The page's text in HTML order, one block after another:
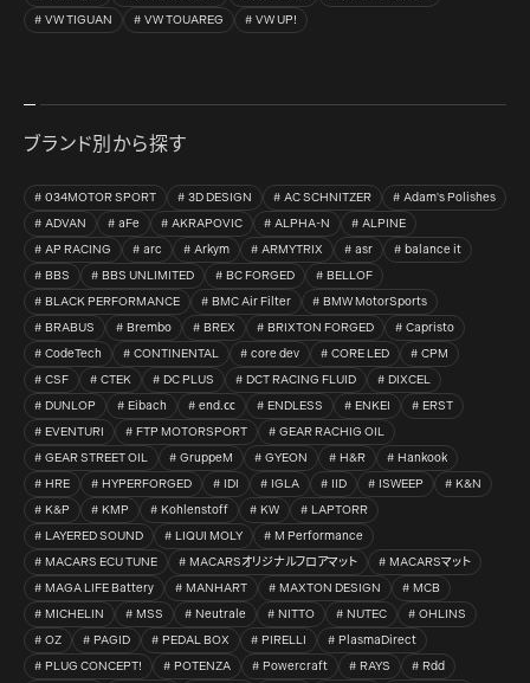
VW TIGUAN
VW TOUAREG VW UP!
ブランド別から探す
034MOTOR SPORT 3D DESIGN AC SCHNITZER
Adam's Polishes
ADVAN
aFe AKRAPOVIC ALPHA-N
ALPINE
AP RACING
arc Arkym ARMYTRIX asr
balance it
BBS
BBS UNLIMITED BC FORGED
BELLOF
BLACK PERFORMANCE
BMC Air Filter
BMW MotorSports
BRABUS
Brembo BREX BRIXTON FORGED
Capristo
CodeTech
CONTINENTAL core dev CORE LED
CPM
CSF
CTEK DC PLUS DCT RACING FLUID
DIXCEL
DUNLOP
Eibach end.㏄ ENDLESS ENKEI
ERST
EVENTURI
FTP MOTORSPORT
GEAR RACHIG OIL
GEAR STREET OIL
GruppeM GYEON H&R
Hankook
HRE
HYPERFORGED IDI IGLA IID ISWEEP
K&N
K&P
KMP Kohlenstoff KW
LAPTORR
LAYERED SOUND
LIQUI MOLY
M Performance
MACARS ECU TUNE
MACARSオリジナルフロアマット
MACARSマット
MAGA LIFE Battery
MANHART MAXTON DESIGN
MCB
MICHELIN
MSS Neutrale NITTO NUTEC
OHLINS
OZ
PAGID PEDAL BOX PIRELLI
PlasmaDirect
PLUG CONCEPT!
POTENZA Powercraft RAYS
Rdd